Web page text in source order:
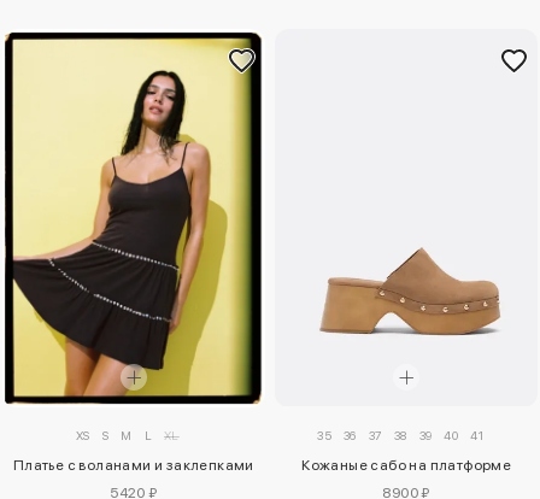
XS S M L XL
Платье с воланами и заклепками
5420 ₽
35 36 37 38 39 40 41
Кожаные сабо на платформе
8900 ₽